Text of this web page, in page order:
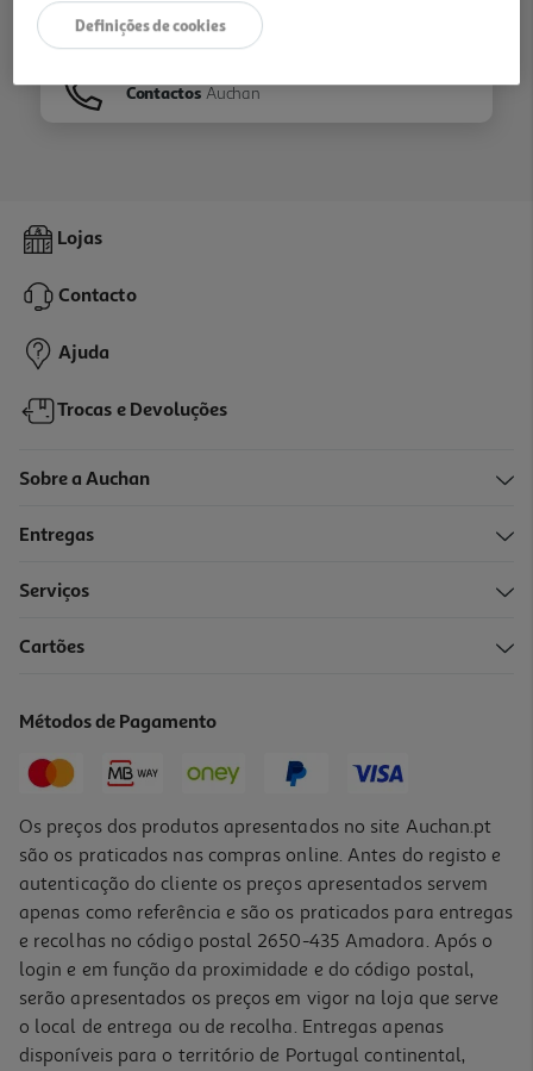
Folhetos
Contactos Auchan
Lojas
Contacto
Ajuda
Trocas e Devoluções
Sobre a Auchan
Entregas
Serviços
Cartões
Métodos de Pagamento
Os preços dos produtos apresentados no site Auchan.pt
são os praticados nas compras online. Antes do registo e
autenticação do cliente os preços apresentados servem
apenas como referência e são os praticados para entregas
e recolhas no código postal 2650-435 Amadora. Após o
login e em função da proximidade e do código postal,
serão apresentados os preços em vigor na loja que serve
o local de entrega ou de recolha. Entregas apenas
disponíveis para o território de Portugal continental,
Definições de cookies